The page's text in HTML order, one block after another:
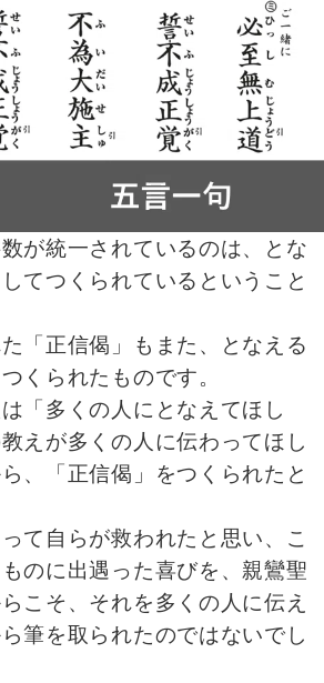
が統一されているのは、とな
てつくられているということ
「正信偈」もまた、となえる
くられたものです。
「多くの人にとなえてほし
えが多くの人に伝わってほし
、「正信偈」をつくられたと
て自らが救われたと思い、こ
のに出遇った喜びを、親鸞聖
こそ、それを多くの人に伝え
筆を取られたのではないでし